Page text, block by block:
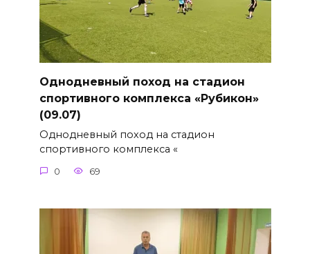
Однодневный поход на стадион
спортивного комплекса «Рубикон»
(09.07)
Однодневный поход на стадион
спортивного комплекса «
0 69